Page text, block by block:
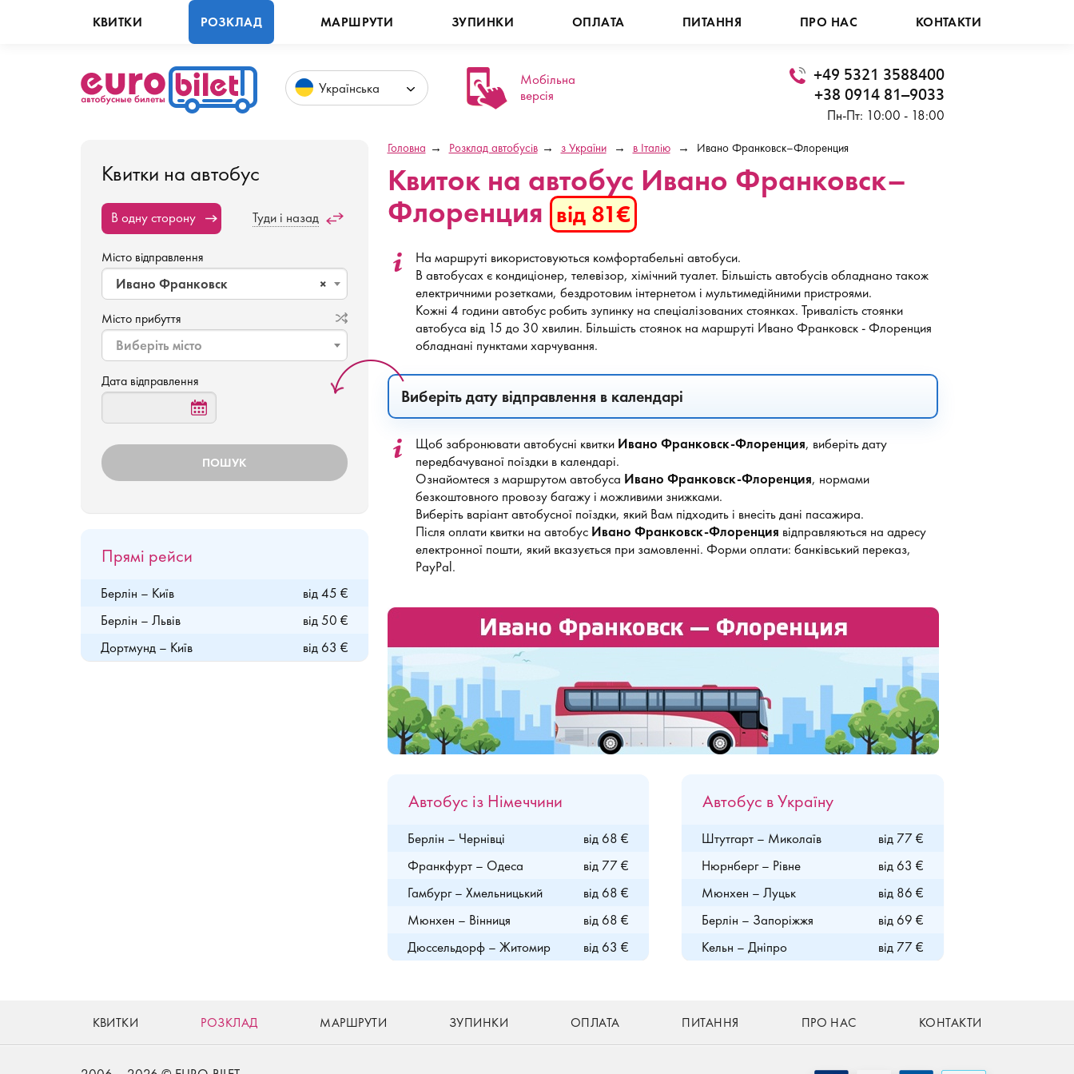
КВИТКИ РОЗКЛАД МАРШРУТИ ЗУПИНКИ ОПЛАТА ПИТАННЯ ПРО НАС КОНТАКТИ
Українська
Мобільна
версія
+49 5321 3588400
+38 0914 81–9033
Пн-Пт: 10:00 - 18:00
Квитки на автобус
В одну сторону Туди і назад
Місто відправлення
×
Ивано Франковск
Місто прибуття
Виберіть місто
Дата відправлення
Прямі рейси
Берлін – Київ
від 45 €
Берлін – Львів
від 50 €
Дортмунд – Київ
від 63 €
Головна Розклад автобусів з України в Італію Ивано Франковск–Флоренция
Квиток на автобус Ивано Франковск–
Флоренция від 81€
На маршруті використовуються комфортабельні автобуси.
В автобусах є кондиціонер, телевізор, хімічний туалет. Більшість автобусів обладнано також
електричними розетками, бездротовим інтернетом і мультимедійними пристроями.
Кожні 4 години автобус робить зупинку на спеціалізованих стоянках. Тривалість стоянки
автобуса від 15 до 30 хвилин. Більшість стоянок на маршруті Ивано Франковск - Флоренция
обладнані пунктами харчування.
Виберіть дату відправлення в календарі
Щоб забронювати автобусні квитки Ивано Франковск-Флоренция, виберіть дату
передбачуваної поїздки в календарі.
Ознайомтеся з маршрутом автобуса Ивано Франковск-Флоренция, нормами
безкоштовного провозу багажу і можливими знижками.
Виберіть варіант автобусної поїздки, який Вам підходить і внесіть дані пасажира.
Після оплати квитки на автобус Ивано Франковск-Флоренция відправляються на адресу
електронної пошти, який вказується при замовленні. Форми оплати: банківський переказ,
PayPal.
Автобус із Німеччини
Берлін – Чернівці
від 68 €
Франкфурт – Одеса
від 77 €
Гамбург – Хмельницький
від 68 €
Мюнхен – Вінниця
від 68 €
Дюссельдорф – Житомир
від 63 €
Автобус в Україну
Штутгарт – Миколаїв
від 77 €
Нюрнберг – Рівне
від 63 €
Мюнхен – Луцьк
від 86 €
Берлін – Запоріжжя
від 69 €
Кельн – Дніпро
від 77 €
КВИТКИ РОЗКЛАД МАРШРУТИ ЗУПИНКИ ОПЛАТА ПИТАННЯ ПРО НАС КОНТАКТИ